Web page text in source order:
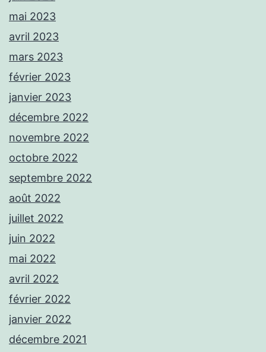
mai 2023
avril 2023
mars 2023
février 2023
janvier 2023
décembre 2022
novembre 2022
octobre 2022
septembre 2022
août 2022
juillet 2022
juin 2022
mai 2022
avril 2022
février 2022
janvier 2022
décembre 2021